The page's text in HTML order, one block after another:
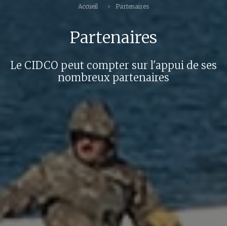
Accueil Partenaires
Partenaires
Le CIDCO peut compter sur l'appui de ses
nombreux partenaires